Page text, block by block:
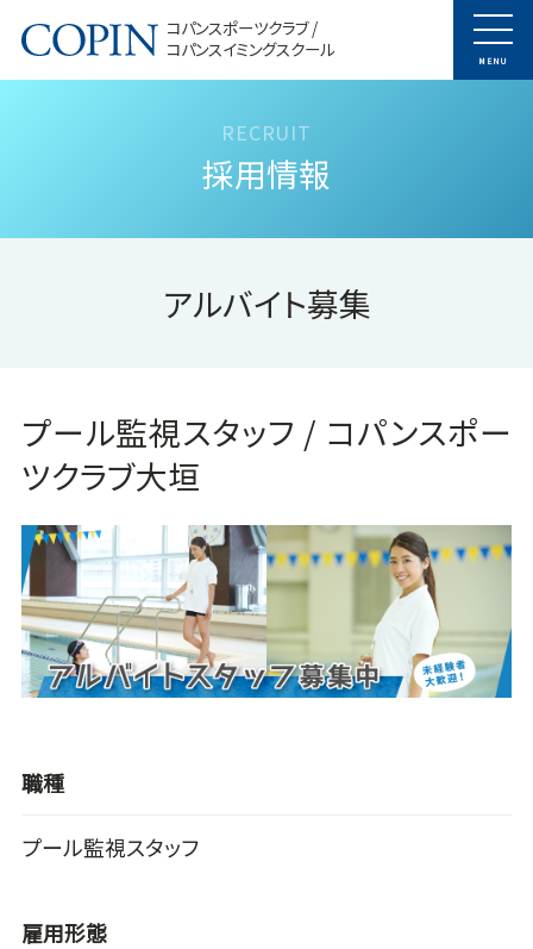
コパンスポーツクラブ /
コパンスイミングスクール
MENU
採用情報
アルバイト募集
プール監視スタッフ / コパンスポー
ツクラブ大垣
職種
プール監視スタッフ
雇用形態